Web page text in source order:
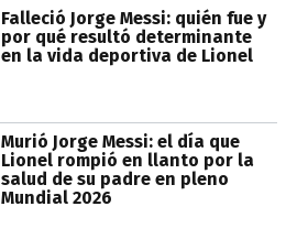
Falleció Jorge Messi: quién fue y
por qué resultó determinante
en la vida deportiva de Lionel
Murió Jorge Messi: el día que
Lionel rompió en llanto por la
salud de su padre en pleno
Mundial 2026